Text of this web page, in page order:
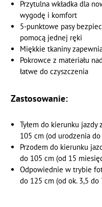
Przytulna wkładka dla
wygodę i komfort
5-punktowe pasy
pomocą jednej ręki
Miękkie tkaniny
Pokrowce z materiału
łatwe do czyszczenia
Zastosowanie:
Tyłem do kierunku
105 cm (od urodzenia
Przodem do kierunku
do 105 cm (od 15
Odpowiednie w trybie
do 125 cm (od ok. 3,5 do